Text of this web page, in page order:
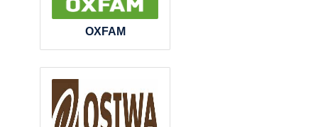
OXFAM